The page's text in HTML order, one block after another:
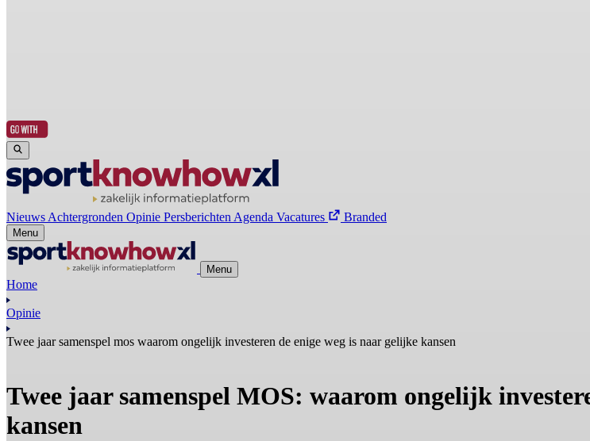
Nieuws Achtergronden Opinie Persberichten Agenda Vacatures Branded
Menu
Menu
Home
Opinie
Twee jaar samenspel mos waarom ongelijk investeren de enige weg is naar gelijke kansen
Twee jaar samenspel MOS: waarom ongelijk
kansen